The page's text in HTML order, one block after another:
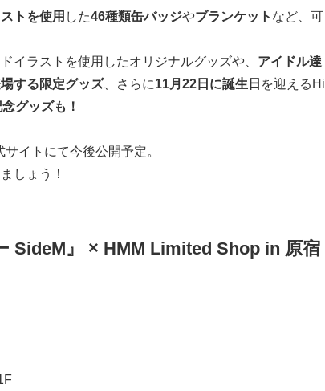
トを使用 した46種類缶バッジやブランケット など、可
イラストを使用したオリジナルグッズや、 アイドル達
する限定グッズ、さらに11月22日に誕生日 を迎えるHi
グッズも！
イトにて今後公開予定。
しょう！
SideM』 × HMM Limited Shop in 原宿